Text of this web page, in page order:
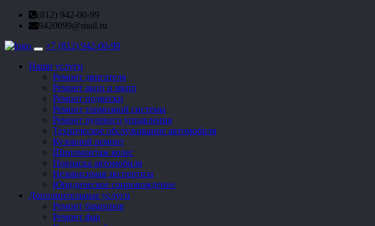
(812) 942-00-99
9420099@mail.ru
Toggle
+7 (812) 942-00-99
Наши услуги
Ремонт двигателя
Ремонт акпп и мкпп
Ремонт подвески
Ремонт тормозной системы
Ремонт рулевого управления
Техническое обслуживание автомобиля
Кузовной ремонт
Шиномонтаж колес
Покраска автомобиля
Независимая экспертиза
Юридическое сопровождение
Дополнительные услуги
Ремонт бамперов
Ремонт фар